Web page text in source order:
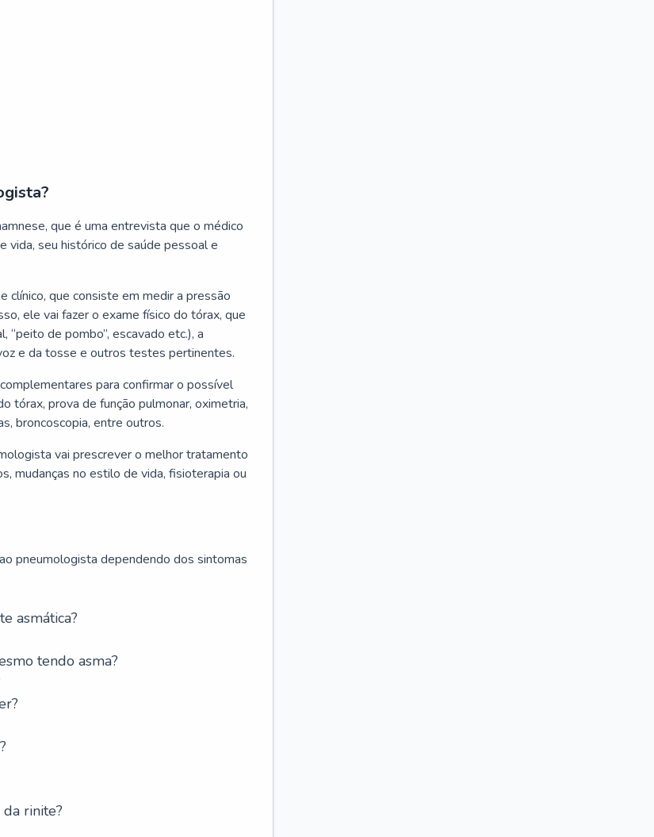
que é uma entrevista que o médico
vida, seu histórico de saúde pessoal e
clínico, que consiste em medir a pressão
ele vai fazer o exame físico do tórax, que
“peito de pombo”, escavado etc.), a
e da tosse e outros testes pertinentes.
para confirmar o possível
tórax, prova de função pulmonar, oximetria,
broncoscopia, entre outros.
vai prescrever o melhor tratamento
mudanças no estilo de vida, fisioterapia ou
pneumologista dependendo dos sintomas
asmática?
tendo asma?
rinite?